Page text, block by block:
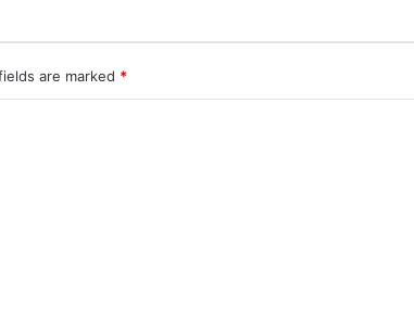
are marked *